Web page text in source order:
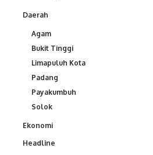
Daerah
Agam
Bukit Tinggi
Limapuluh Kota
Padang
Payakumbuh
Solok
Ekonomi
Headline